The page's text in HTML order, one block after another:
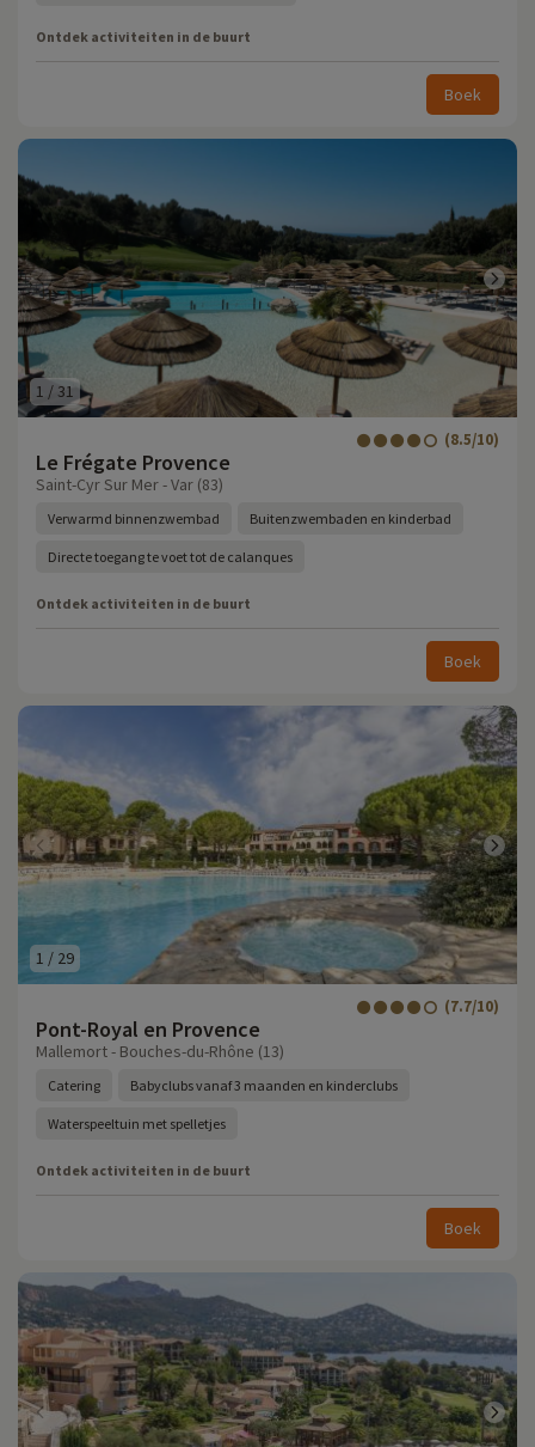
Ontdek activiteiten in de buurt
Boek
1 /31
Le Frégate Provence
(8.5/10)
Saint-Cyr Sur Mer - Var (83)
Verwarmd binnenzwembad Buitenzwembaden en kinderbad
Directe toegang te voet tot de calanques
Ontdek activiteiten in de buurt
Boek
1 / 29
Pont-Royal en Provence
(7.7/10)
Mallemort - Bouches-du-Rhône (13)
Catering Babyclubs vanaf 3 maanden en kinderclubs
Waterspeeltuin met spelletjes
Ontdek activiteiten in de buurt
Boek